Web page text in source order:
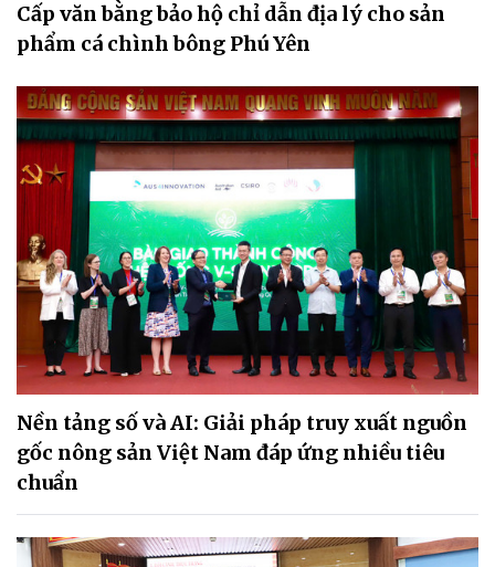
Cấp văn bằng bảo hộ chỉ dẫn địa lý cho sản
phẩm cá chình bông Phú Yên
Nền tảng số và AI: Giải pháp truy xuất nguồn
gốc nông sản Việt Nam đáp ứng nhiều tiêu
chuẩn